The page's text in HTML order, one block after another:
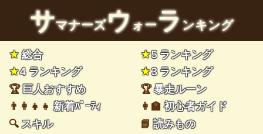
サマナーズウォーランキング
★総合 ★5 ランキング
★4 ランキング ★3 ランキング
🏆巨人おすすめ 🏆暴走ルーン
👨‍👩‍👧‍👧新着ﾊﾟｰﾃｨ 👩‍🏫初心者ガイド
🔍スキル 📘読みもの